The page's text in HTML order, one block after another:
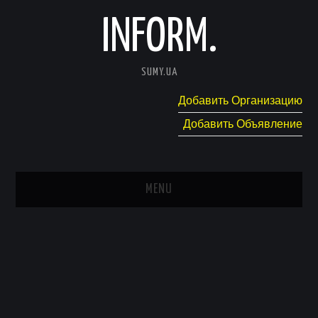
INFORM.
SUMY.UA
Добавить Организацию
Добавить Объявление
MENU